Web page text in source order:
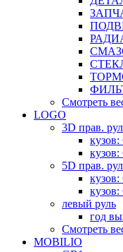
Смотреть
LOGO
3D прав.
5D прав.
левый руль
год
Смотреть
MOBILIO